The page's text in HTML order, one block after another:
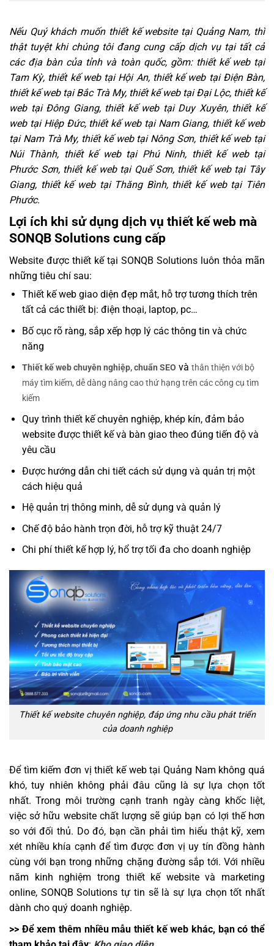
Nếu Quý khách muốn thiết kế website tại Quảng Nam, thì
thật tuyệt khi chúng tôi đang cung cấp dịch vụ tại tất cả
các địa bàn của tỉnh và toàn quốc, gồm: thiết kế web tại
Tam Kỳ, thiết kế web tại Hội An, thiết kế web tại Điện Bàn,
thiết kế web tại Bắc Trà My, thiết kế web tại Đại Lộc, thiết kế
web tại Đông Giang, thiết kế web tại Duy Xuyên, thiết kế
web tại Hiệp Đức, thiết kế web tại Nam Giang, thiết kế web
tại Nam Trà My, thiết kế web tại Nông Sơn, thiết kế web tại
Núi Thành, thiết kế web tại Phú Ninh, thiết kế web tại
Phước Sơn, thiết kế web tại Quế Sơn, thiết kế web tại Tây
Giang, thiết kế web tại Thăng Bình, thiết kế web tại Tiên
Phước.
Lợi ích khi sử dụng dịch vụ thiết kế web mà
SONQB Solutions cung cấp
Website được thiết kế tại SONQB Solutions luôn thỏa mãn
những tiêu chí sau:
Thiết kế web giao diện đẹp mắt, hỗ trợ tương thích trên
tất cả các thiết bị: điện thoại, laptop, pc…
Bố cục rõ ràng, sắp xếp hợp lý các thông tin và chức
năng
Thiết kế web chuyên nghiệp, chuẩn SEO và thân thiện với bộ
máy tìm kiếm, dễ dàng nâng cao thứ hạng trên các công cụ tìm
kiếm
Quy trình thiết kế chuyên nghiệp, khép kín, đảm bảo
website được thiết kế và bàn giao theo đúng tiến độ và
yêu cầu
Được hướng dẫn chi tiết cách sử dụng và quản trị một
cách hiệu quả
Hệ quản trị thông minh, dễ sử dụng và quản lý
Chế độ bảo hành trọn đời, hỗ trợ kỹ thuật 24/7
Chi phí thiết kế hợp lý, hổ trợ tối đa cho doanh nghiệp
Thiết kế website chuyên nghiệp, đáp ứng nhu cầu phát triển
của doanh nghiệp
Để tìm kiếm đơn vị thiết kế web tại Quảng Nam không quá
khó, tuy nhiên không phải đâu cũng là sự lựa chọn tốt
nhất. Trong môi trường cạnh tranh ngày càng khốc liệt,
việc sở hữu website chất lượng sẽ giúp bạn có lợi thế hơn
so với đối thủ. Do đó, bạn cần phải tìm hiểu thật kỹ, xem
xét nhiều khía cạnh để tìm được đơn vị uy tín đồng hành
cùng với bạn trong những chặng đường sắp tới. Với nhiều
năm kinh nghiệm trong thiết kế website và marketing
online, SONQB Solutions tự tin sẽ là sự lựa chọn tốt nhất
dành cho quý doanh nghiệp.
>> Để xem thêm nhiều mẫu thiết kế web khác, bạn có thể